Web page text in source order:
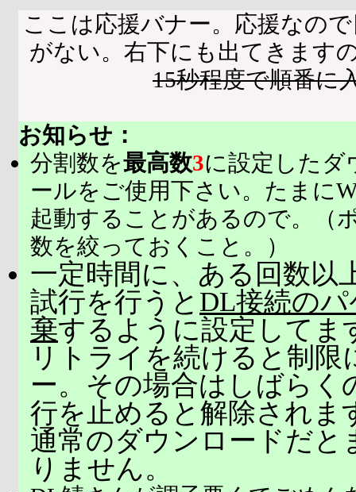
ここは応援バナー。応援なの
がない。右下にも出てきます
15秒程度で順番に
お知らせ：
分割数を最高数3に設定したダ
ールをご使用下さい。たまに
起動することがあるので。（
数を絞っておくこと。）
一定時間に、ある回数以
試行を行うと DL接続の
棄するように設定してま
リトライを続けると制限
ー。その場合はしばらく
行を止めると解除されま
通常のダウンロードだと
りません。